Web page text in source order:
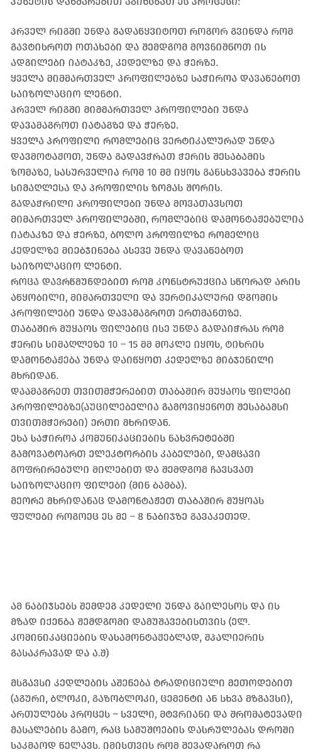
პრველ რიგში უნდა გადაწყვიტოთ როგორ გვინდა რომ
გავტიხროთ ოთახები და შემდგომ მოვნიშნოთ ის
ადგილები იატაკზე, კედელზე და ჭერზე.
ყველა მიმმართველ პროფილებზე საჭიროა დავაწებოთ
საიზოლაციო ლენტი.
პრველ რიგში მიმმართველ პროფილები უნდა
დავამაგროთ იატაგზე და ჭერზე.
ყველა პროფილი რომლებიც ვერტიკალურად უნდა
დავმოტაჟოთ, უნდა გადავჭრათ ჭერის შესაბამის
ზომაზე, სასურველია რომ 10 მმ იყოს განსხვავება ჭერის
სიმაღლესა და პროფილის ზომას შორის.
გადაჭრილი პროფილები უნდა მოვათავსოთ
მიმართველ პროფილებში, რომლებიც დამონტაჟებულია
იატაკზე და ჭერზე, ბოლო პროფილზე რომელიც
კედელზე მიებჯინება ასევე უნდა დავაწებოთ
საიზოლაციო ლენტი.
როცა დავრწმუნდებით რომ კონსტრუქცია სწორად არის
აწყობილი, მიმართველი და ვერტიკალური დგომის
პროფილები უნდა დავამაგროთ ერთმანთზე.
თაბაშირ მუყაოს ფილებიც ისე უნდა გადაიჭრას რომ
ჭერის სიმაღლეზე 10 – 15 მმ მოკლე იყოს, ტიხრის
დამონტაჟება უნდა დაიწყოთ კედელზე მიბჯენილი
მხრიდან.
დაამაგრეთ თვითმჭერებით თაბაშირ მუყაოს ფილები
პროფილებზე(აუცილებელია გამოვიყენოთ შესაბამსი
თვითმჭერები) ერთი მხრიდან.
ეხა საჭიროა კომუნიკაციების ნახვრეტებში
გამოვატოართ ელეკტორბის კაბელები, დამცავი
გოფრირებული მილებით და შემდგომ ჩავსვათ
საიზოლაციო ფილები (მინ ბამბა).
მეორე მხრიდანაც დამონტაჟეთ თაბაშირ მუყოას
ფულები როგოეც ეს მე – 8 ნაბიჯზე გავაკეთედ.
ამ ნაბიჯსებს შემდეგ კედელი უნდა გაილესოს და ის
მზად იქენბა შემდგომი დამუშავებისთვის (ელ.
კომინიკაციების დასამონტაჟებლად, შპალიერის
გასაკრავად და ა.შ)
მსგავსი კედლების აშენება ტრადიციული მეთოდებით
(აგური, ბლოკი, გაზობლოკი, ცემენტი ან სხვა მზგავსი),
ართულებს პროცეს – სველი, მტვრიანი და შრომატევადი
მასალების გამო, რაც სამუშოების დასრულებას დროში
საკმაოდ წელავს. იმისთვის რომ შევადაროთ რა